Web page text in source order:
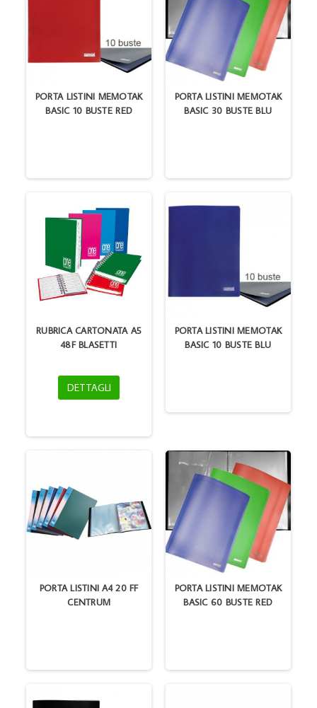
PORTA LISTINI MEMOTAK
BASIC 10 BUSTE RED
PORTA LISTINI MEMOTAK
BASIC 30 BUSTE BLU
RUBRICA CARTONATA A5
48F BLASETTI
DETTAGLI
PORTA LISTINI MEMOTAK
BASIC 10 BUSTE BLU
PORTA LISTINI A4 20 FF
CENTRUM
PORTA LISTINI MEMOTAK
BASIC 60 BUSTE RED